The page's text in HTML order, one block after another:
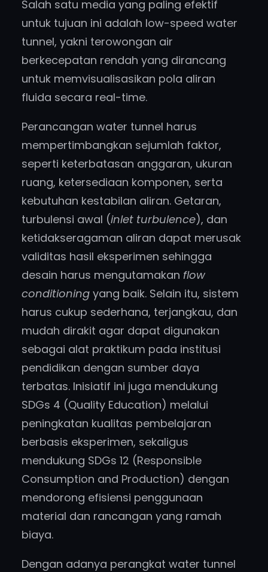
Salah satu media yang paling efektif
untuk tujuan ini adalah low-speed water
tunnel, yakni terowongan air
berkecepatan rendah yang dirancang
untuk memvisualisasikan pola aliran
fluida secara real-time.
Perancangan water tunnel harus
mempertimbangkan sejumlah faktor,
seperti keterbatasan anggaran, ukuran
ruang, ketersediaan komponen, serta
kebutuhan kestabilan aliran. Getaran,
turbulensi awal (inlet turbulence), dan
ketidakseragaman aliran dapat merusak
validitas hasil eksperimen sehingga
desain harus mengutamakan flow
conditioning yang baik. Selain itu, sistem
harus cukup sederhana, terjangkau, dan
mudah dirakit agar dapat digunakan
sebagai alat praktikum pada institusi
pendidikan dengan sumber daya
terbatas. Inisiatif ini juga mendukung
SDGs 4 (Quality Education) melalui
peningkatan kualitas pembelajaran
berbasis eksperimen, sekaligus
mendukung SDGs 12 (Responsible
Consumption and Production) dengan
mendorong efisiensi penggunaan
material dan rancangan yang ramah
biaya.
Dengan adanya perangkat water tunnel